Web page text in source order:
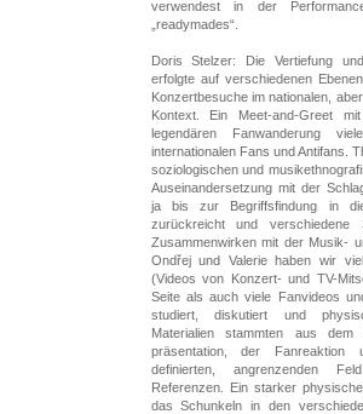
verwendest in der
„readymades“.
Doris Stelzer: Die Vertiefung
erfolgte auf verschiedenen
Konzertbesuche im nationalen,
Kontext. Ein Meet-and-Greet
legendären Fanwanderung
internationalen Fans und Antifans.
soziologischen und
Auseinandersetzung mit der
ja bis zur Begriffsfindung in
zurückreicht und verschiedene
Zusammenwirken mit der Musik-
Ondřej und Valerie haben wir
(Videos von Konzert- und TV-
Seite als auch viele Fanvideos
studiert, diskutiert und
Materialien stammten aus
präsentation, der
definierten, angrenzenden
Referenzen. Ein starker
das Schunkeln in den